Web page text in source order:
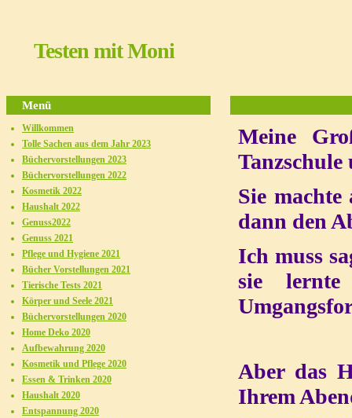
Testen mit Moni
Meine
Tanzschule
Sie
dann den
Ich muss
sie
Aber das
Ihrem
Menü
Willkommen
Tolle Sachen aus dem Jahr 2023
Büchervorstellungen 2023
Büchervorstellungen 2022
Kosmetik 2022
Haushalt 2022
Genuss2022
Genuss 2021
Pflege und Hygiene 2021
Bücher Vorstellungen 2021
Tierische Tests 2021
Körper und Seele 2021
Büchervorstellungen 2020
Home Deko 2020
Aufbewahrung 2020
Kosmetik und Pflege 2020
Essen & Trinken 2020
Haushalt 2020
Entspannung 2020